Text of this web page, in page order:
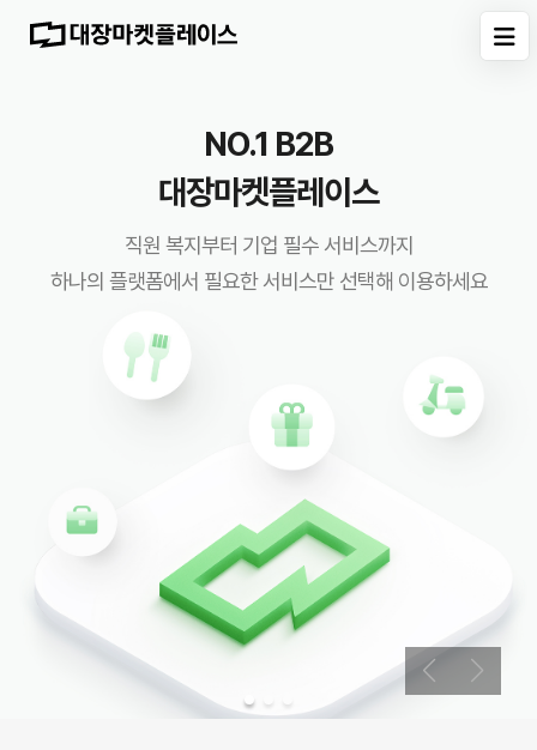
NO.1 B2B
대장마켓플레이스
직원 복지부터 기업 필수 서비스까지
하나의 플랫폼에서 필요한 서비스만 선택해 이용하세요
NO.1 B2B
대장마켓플레이스
직원 복지부터 기업 필수 서비스까지
하나의 플랫폼에서 필요한 서비스만 선택해 이용하세요